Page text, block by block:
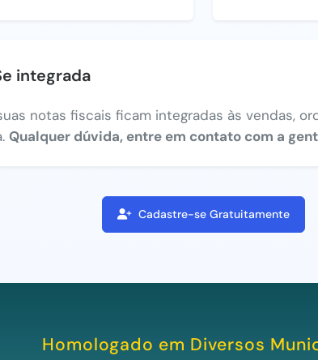
integrada
notas fiscais ficam integradas às vendas,
Qualquer dúvida, entre em contato com a
Cadastre-se Gratuitamente
Homologado em Diversos